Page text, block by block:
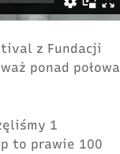
z Fundacji
ponad połowa
1
to prawie 100